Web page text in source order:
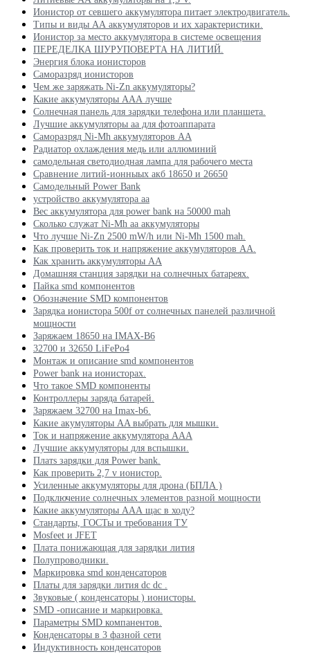
Ионистор от севшего аккумулятора питает электродвигатель.
Типы и виды АА аккумуляторов и их характеристики.
Ионистор за место аккумулятора в системе освещения
ПЕРЕДЕЛКА ШУРУПОВЕРТА НА ЛИТИЙ.
Энергия блока ионисторов
Саморазряд ионисторов
Чем же заряжать Ni-Zn аккумуляторы?
Какие аккумуляторы ААА лучше
Солнечная панель для зарядки телефона или планшета.
Лучшие аккумуляторы аа для фотоаппарата
Саморазряд Ni-Mh аккумуляторов АА
Радиатор охлаждения медь или аллюминий
самодельная светодиодная лампа для рабочего места
Сравнение литий-ионныых акб 18650 и 26650
Самодельный Power Bank
устройство аккумулятора аа
Вес аккумулятора для power bank на 50000 mah
Сколько служат Ni-Mh aa аккумуляторы
Что лучше Ni-Zn 2500 mW/h или Ni-Mh 1500 mah.
Как проверить ток и напряжение аккумуляторов АА.
Как хранить аккумуляторы АА
Домашняя станция зарядки на солнечных батареях.
Пайка smd компонентов
Обозначение SMD компонентов
Зарядка ионистора 500f от солнечных панелей различной
мощности
Заряжаем 18650 на IMAX-B6
32700 и 32650 LiFePo4
Монтаж и описание smd компонентов
Power bank на ионисторах.
Что такое SMD компоненты
Контроллеры заряда батарей.
Заряжаем 32700 на Imax-b6.
Какие акумуляторы AA выбрать для мышки.
Ток и напряжение аккумулятора ААА
Лучшие аккумуляторы для вспышки.
Платs зарядки для Power bank.
Как проверить 2,7 v ионистор.
Усиленные аккумуляторы для дрона (БПЛА )
Подключение солнечных элементов разной мощности
Какие аккумуляторы ААА щас в ходу?
Стандарты, ГОСТы и требования ТУ
Mosfeet и JFET
Плата понижающая для зарядки лития
Полупроводники.
Маркировка smd конденсаторов
Платы для зарядки лития dc dc .
Звуковые ( конденсаторы ) ионисторы.
SMD -описание и маркировка.
Параметры SMD компанентов.
Конденсаторы в 3 фазной сети
Индуктивность конденсаторов